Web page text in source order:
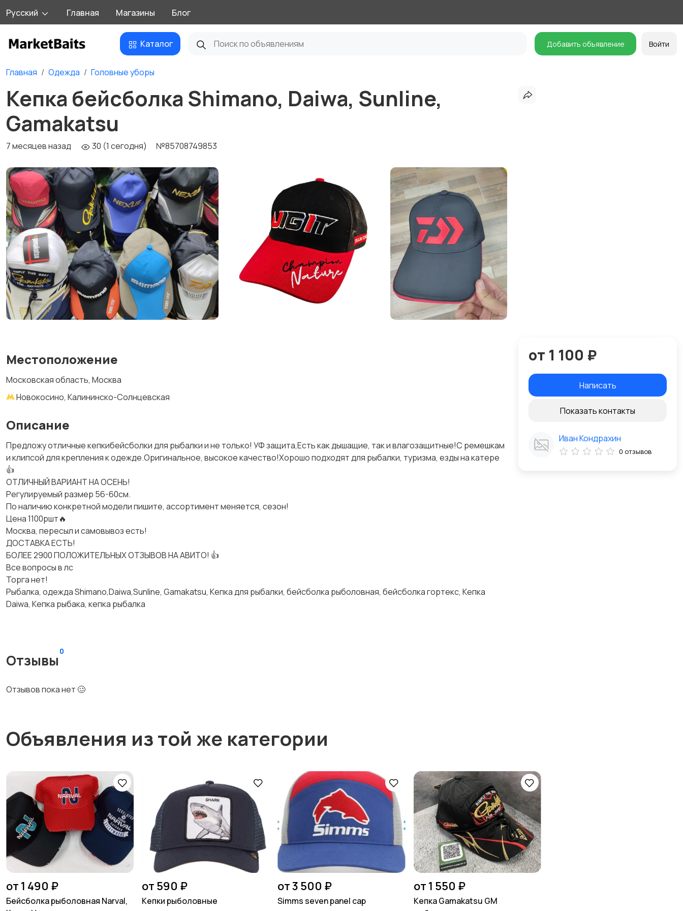
Русский Главная Магазины Блог
Каталог Добавить объявление Войти
Главная Одежда Головные уборы
Кепка бейсболка Shimano, Daiwa, Sunline,
Gamakatsu
7 месяцев назад 30 (1 сегодня) №85708749853
Местоположение
Московская область, Москва
Новокосино, Калининско-Солнцевская
Описание
Предложу отличные кепкибейсболки для рыбалки и не только! УФ защита,Есть как дышащие, так и влагозащитные!С ремешкам
и клипсой для крепления к одежде.Оригинальное, высокое качество!Хорошо подходят для рыбалки, туризма, езды на катере
👍
ОТЛИЧНЫЙ ВАРИАНТ НА ОСЕНЬ!
Регулируемый размер 56-60см.
По наличию конкретной модели пишите, ассортимент меняется, сезон!
Цена 1100ршт🔥
Москва, пересыл и самовывоз есть!
ДОСТАВКА ЕСТЬ!
БОЛЕЕ 2900 ПОЛОЖИТЕЛЬНЫХ ОТЗЫВОВ НА АВИТО! 👍
Все вопросы в лс
Торга нет!
Рыбалка, одежда Shimano,Daiwa,Sunline, Gamakatsu, Кепка для рыбалки, бейсболка рыболовная, бейсболка гортекс, Кепка
Daiwa, Кепка рыбака, кепка рыбалка
Отзывы
0
Отзывов пока нет 🥴
от 1 100 ₽
Написать
Показать контакты
Иван Кондрахин
0 отзывов
Объявления из той же категории
от 1 490 ₽
Бейсболка рыболовная Narval,
от 590 ₽
Кепки рыболовные
от 3 500 ₽
Simms seven panel cap
от 1 550 ₽
Кепка Gamakatsu GM